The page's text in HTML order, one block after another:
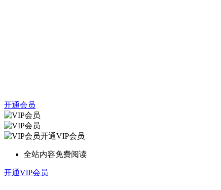
开通会员
开通VIP会员
全站内容免费阅读
开通VIP会员